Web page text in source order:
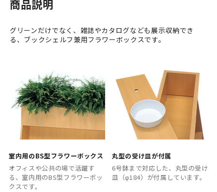
商品説明
グリーンだけでなく、雑誌やカタログなども展示収納でき
る、ブックシェルフ兼用フラワーボックスです。
室内用のBS型フラワーボックス
オフィスや公共の場で活躍す
る、室内用のBS型フラワーボッ
クスです。
丸型の受け皿が付属
6号鉢まで対応した、丸型の受け
皿（φ184）が付属しています。